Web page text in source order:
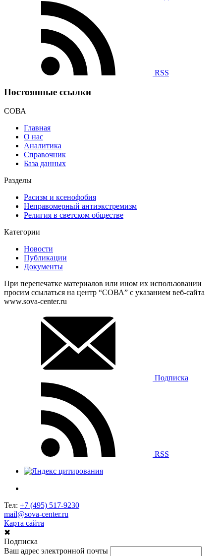
RSS
Постоянные ссылки
СОВА
Главная
О нас
Аналитика
Справочник
База данных
Разделы
Расизм и ксенофобия
Неправомерный антиэкстремизм
Религия в светском обществе
Категории
Новости
Публикации
Документы
При перепечатке материалов или ином их использовании
просим ссылаться на центр “СОВА” с указанием веб-сайта
www.sova-center.ru
Подписка
RSS
Тел: +7 (495) 517-9230
mail@sova-center.ru
Карта сайта
✖
Подписка
Ваш адрес электронной почты